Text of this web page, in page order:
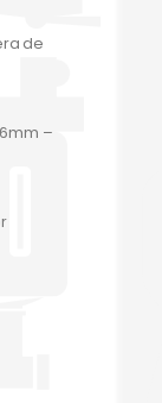
de
–